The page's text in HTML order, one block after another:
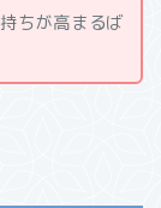
ちが高まるば